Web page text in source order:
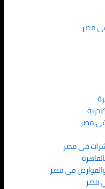
مصر
مصر
فى مصر
فى مصر
مصر